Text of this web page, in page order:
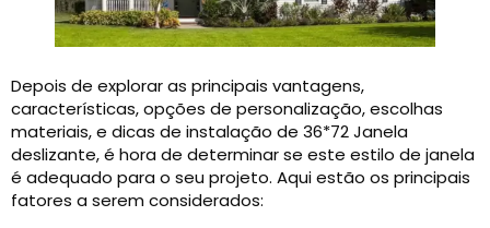
Depois de explorar as principais vantagens,
características, opções de personalização, escolhas
materiais, e dicas de instalação de 36*72 Janela
deslizante, é hora de determinar se este estilo de janela
é adequado para o seu projeto. Aqui estão os principais
fatores a serem considerados: